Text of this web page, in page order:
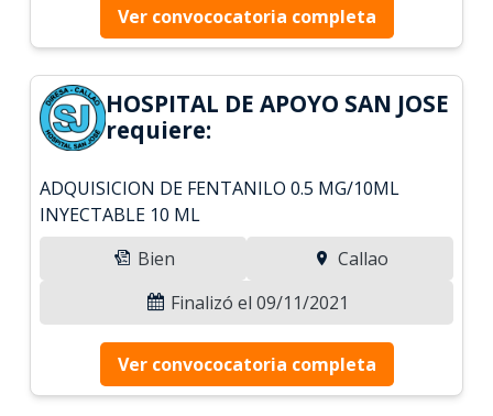
Ver convococatoria completa
HOSPITAL DE APOYO SAN JOSE
requiere:
ADQUISICION DE FENTANILO 0.5 MG/10ML
INYECTABLE 10 ML
Bien
Callao
Finalizó el 09/11/2021
Ver convococatoria completa